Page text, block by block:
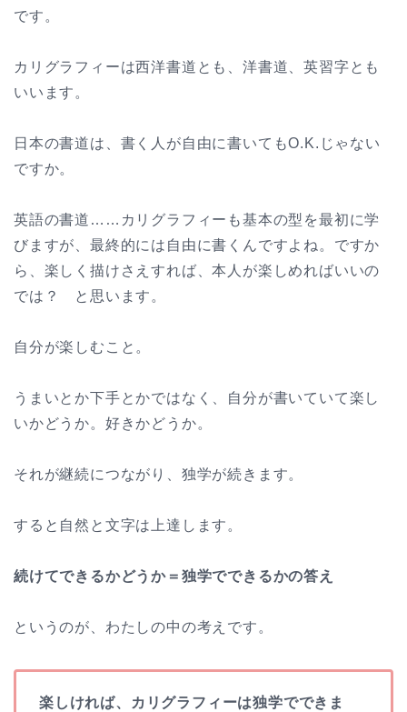
です。
カリグラフィーは西洋書道とも、洋書道、英習字とも
いいます。
日本の書道は、書く人が自由に書いてもO.K.じゃない
ですか。
英語の書道……カリグラフィーも基本の型を最初に学
びますが、最終的には自由に書くんですよね。ですか
ら、楽しく描けさえすれば、本人が楽しめればいいの
では？ と思います。
自分が楽しむこと。
うまいとか下手とかではなく、自分が書いていて楽し
いかどうか。好きかどうか。
それが継続につながり、独学が続きます。
すると自然と文字は上達します。
続けてできるかどうか＝独学でできるかの答え
というのが、わたしの中の考えです。
楽しければ、カリグラフィーは独学でできま